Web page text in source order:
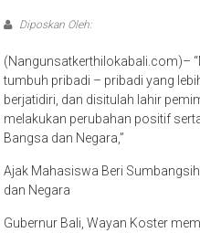
Diposkan Oleh:
(Nangunsatkerthilokabali.com)–
tumbuh pribadi – pribadi yang
berjatidiri, dan disitulah lahir
melakukan perubahan positif
Bangsa dan Negara,”
Ajak Mahasiswa Beri
dan Negara
Gubernur Bali, Wayan Koster